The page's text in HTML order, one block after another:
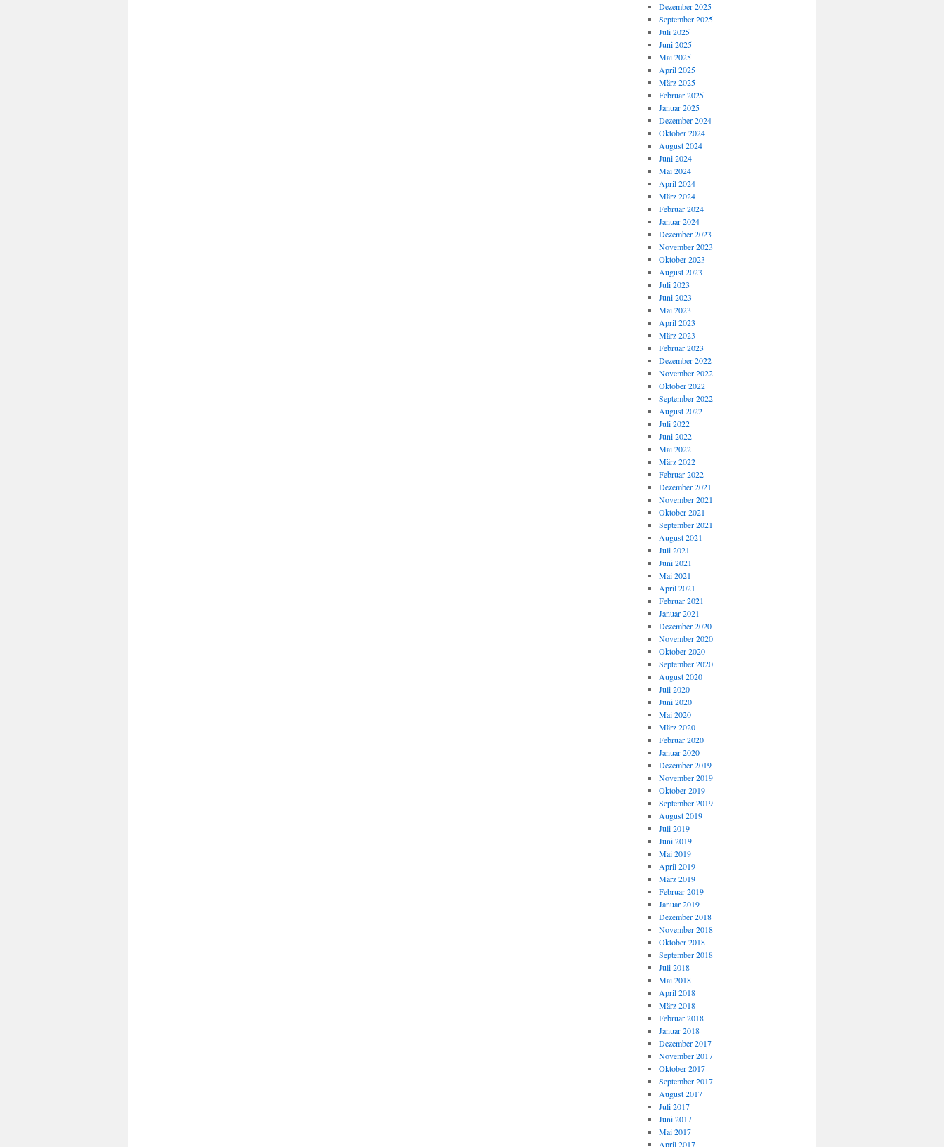
Dezember 2025
September 2025
Juli 2025
Juni 2025
Mai 2025
April 2025
März 2025
Februar 2025
Januar 2025
Dezember 2024
Oktober 2024
August 2024
Juni 2024
Mai 2024
April 2024
März 2024
Februar 2024
Januar 2024
Dezember 2023
November 2023
Oktober 2023
August 2023
Juli 2023
Juni 2023
Mai 2023
April 2023
März 2023
Februar 2023
Dezember 2022
November 2022
Oktober 2022
September 2022
August 2022
Juli 2022
Juni 2022
Mai 2022
März 2022
Februar 2022
Dezember 2021
November 2021
Oktober 2021
September 2021
August 2021
Juli 2021
Juni 2021
Mai 2021
April 2021
Februar 2021
Januar 2021
Dezember 2020
November 2020
Oktober 2020
September 2020
August 2020
Juli 2020
Juni 2020
Mai 2020
März 2020
Februar 2020
Januar 2020
Dezember 2019
November 2019
Oktober 2019
September 2019
August 2019
Juli 2019
Juni 2019
Mai 2019
April 2019
März 2019
Februar 2019
Januar 2019
Dezember 2018
November 2018
Oktober 2018
September 2018
Juli 2018
Mai 2018
April 2018
März 2018
Februar 2018
Januar 2018
Dezember 2017
November 2017
Oktober 2017
September 2017
August 2017
Juli 2017
Juni 2017
Mai 2017
April 2017